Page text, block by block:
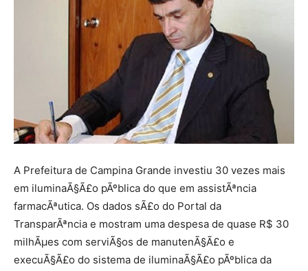
A Prefeitura de Campina Grande investiu 30 vezes mais
em iluminaÃ§Ã£o pÃºblica do que em assistÃªncia
farmacÃªutica. Os dados sÃ£o do Portal da
TransparÃªncia e mostram uma despesa de quase R$ 30
milhÃµes com serviÃ§os de manutenÃ§Ã£o e
execuÃ§Ã£o do sistema de iluminaÃ§Ã£o pÃºblica da